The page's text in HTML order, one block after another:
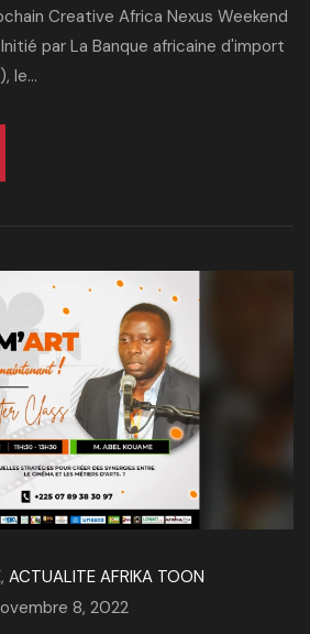
Creative Africa Nexus Weekend
par La Banque africaine d'import
le...
, ACTUALITE AFRIKA TOON
8, 2022